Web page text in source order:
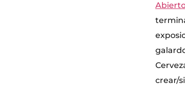
crear/